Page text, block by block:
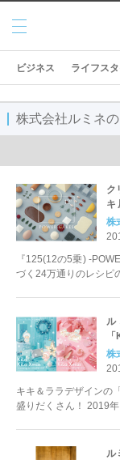
メニ
ュー
ビジネス ライフス
株式会社ルミネ
ク
キ
株
『125(12の5乗) -
づく24万通りのレシピ
ル
株
キキ＆ララデザインの
盛りだくさん！ 2019
ル